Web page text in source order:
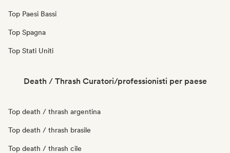
Top Paesi Bassi
Top Spagna
Top Stati Uniti
Death / Thrash Curatori/professionisti per paese
Top death / thrash argentina
Top death / thrash brasile
Top death / thrash cile